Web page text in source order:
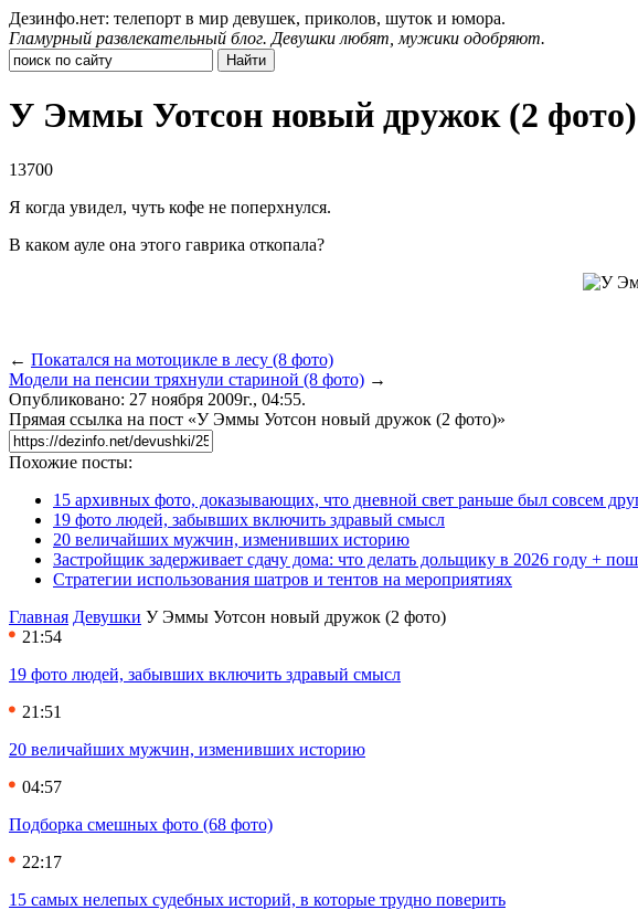
Дезинфо.нет: телепорт в мир девушек, приколов, шуток и юмора.
Гламурный развлекательный блог. Девушки любят, мужики одобряют.
У Эммы Уотсон новый дружок (2 фото)
13700
Я когда увидел, чуть кофе не поперхнулся.
В каком ауле она этого гаврика откопала?
← Покатался на мотоцикле в лесу (8 фото)
Модели на пенсии тряхнули стариной (8 фото) →
Опубликовано: 27 ноября 2009г., 04:55.
Прямая ссылка на пост «У Эммы Уотсон новый дружок (2 фото)»
Похожие посты:
15 архивных фото, доказывающих, что дневной свет раньше был совсем
19 фото людей, забывших включить здравый смысл
20 величайших мужчин, изменивших историю
Застройщик задерживает сдачу дома: что делать дольщику в 2026 году +
Стратегии использования шатров и тентов на мероприятиях
Главная Девушки У Эммы Уотсон новый дружок (2 фото)
21:54
19 фото людей, забывших включить здравый смысл
21:51
20 величайших мужчин, изменивших историю
04:57
Подборка смешных фото (68 фото)
22:17
15 самых нелепых судебных историй, в которые трудно поверить